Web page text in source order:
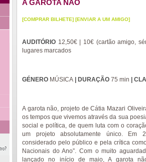
A GAROTA NÃO
[COMPRAR BILHETE] [ENVIAR A UM AMIGO]
AUDITÓRIO 12,50€ | 10€ (cartão amigo,
lugares marcados
GÉNERO MÚSICA | DURAÇÃO 75 min |
A garota não, projeto de Cátia Mazari
os tempos que vivemos através da sua
social e política, de quem luta com o
um projeto absolutamente único. Em
considerado pelo público e pela crítica
Nacionais do Ano”. Com o muito
lançado no início de maio, A garota